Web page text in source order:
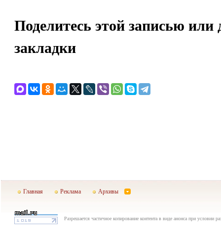
Поделитесь этой записью или
закладки
Главная Реклама Архивы
Разрешается частичное копирование контента в виде анонса при условии